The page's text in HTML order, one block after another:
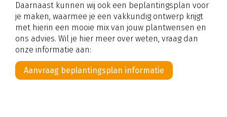
Daarnaast kunnen wij ook een beplantingsplan voor
je maken, waarmee je een vakkundig ontwerp krijgt
met hierin een mooie mix van jouw plantwensen en
ons advies. Wil je hier meer over weten, vraag dan
onze informatie aan:
Aanvraag beplantingsplan informatie